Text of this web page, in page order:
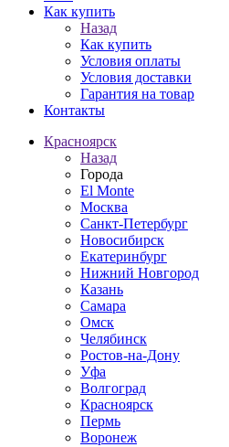
Как купить
Назад
Как купить
Условия оплаты
Условия доставки
Гарантия на товар
Контакты
Красноярск
Назад
Города
El Monte
Москва
Санкт-Петербург
Новосибирск
Екатеринбург
Нижний Новгород
Казань
Самара
Омск
Челябинск
Ростов-на-Дону
Уфа
Волгоград
Красноярск
Пермь
Воронеж